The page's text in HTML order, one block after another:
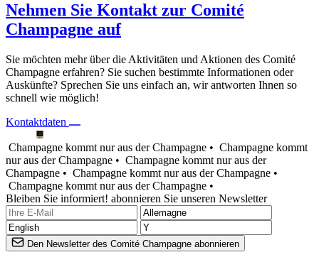
Nehmen Sie Kontakt zur Comité
Champagne auf
Sie möchten mehr über die Aktivitäten und Aktionen des Comité
Champagne erfahren? Sie suchen bestimmte Informationen oder
Auskünfte? Sprechen Sie uns einfach an, wir antworten Ihnen so
schnell wie möglich!
Kontaktdaten
Champagne kommt nur aus der Champagne • Champagne kommt
nur aus der Champagne • Champagne kommt nur aus der
Champagne • Champagne kommt nur aus der Champagne •
Champagne kommt nur aus der Champagne •
Bleiben Sie informiert! abonnieren Sie unseren Newsletter
Den Newsletter des Comité Champagne abonnieren